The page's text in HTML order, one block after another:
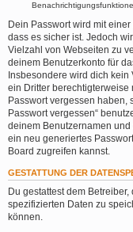
Dein Passwort wird mit
dass es sicher ist. Jedoch
Vielzahl von Webseiten zu
deinem Benutzerkonto für
Insbesondere wird dich
ein Dritter berechtigterweise
Passwort vergessen haben,
Passwort vergessen“
deinem Benutzernamen
ein neu generiertes
Board zugreifen kannst.
GESTATTUNG DER
Du gestattest dem
spezifizierten Daten zu
können.